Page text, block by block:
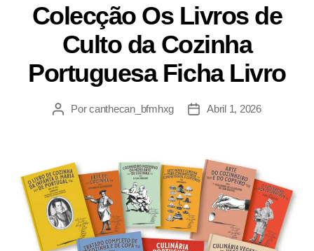
Colecção Os Livros de
Culto da Cozinha
Portuguesa Ficha Livro
Porcanthecan_bfmhxg Abril 1, 2026